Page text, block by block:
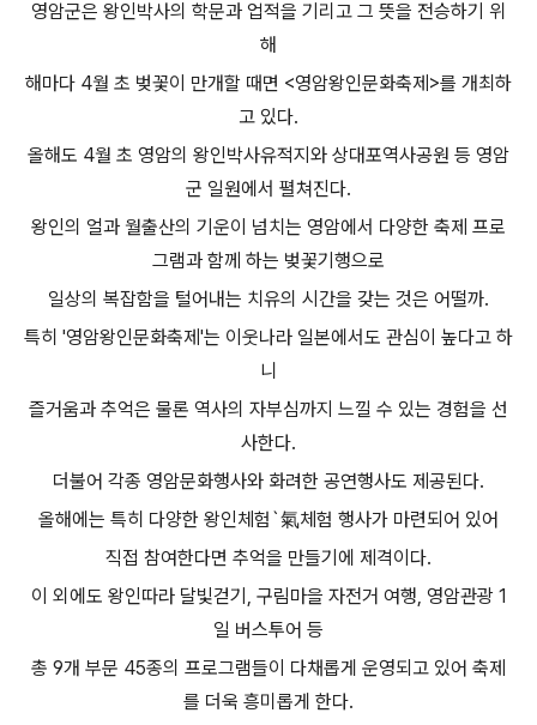
영암군은 왕인박사의 학문과 업적을 기리고 그 뜻을 전승하기 위
해
해마다 4월 초 벚꽃이 만개할 때면 <영암왕인문화축제>를 개최하
고 있다.
올해도 4월 초 영암의 왕인박사유적지와 상대포역사공원 등 영암
군 일원에서 펼쳐진다.
왕인의 얼과 월출산의 기운이 넘치는 영암에서 다양한 축제 프로
그램과 함께 하는 벚꽃기행으로
일상의 복잡함을 털어내는 치유의 시간을 갖는 것은 어떨까.
특히 '영암왕인문화축제'는 이웃나라 일본에서도 관심이 높다고 하
니
즐거움과 추억은 물론 역사의 자부심까지 느낄 수 있는 경험을 선
사한다.
더불어 각종 영암문화행사와 화려한 공연행사도 제공된다.
올해에는 특히 다양한 왕인체험`氣체험 행사가 마련되어 있어
직접 참여한다면 추억을 만들기에 제격이다.
이 외에도 왕인따라 달빛걷기, 구림마을 자전거 여행, 영암관광 1
일 버스투어 등
총 9개 부문 45종의 프로그램들이 다채롭게 운영되고 있어 축제
를 더욱 흥미롭게 한다.